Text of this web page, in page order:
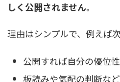
しく公開されません。
理由はシンプルで、例えば
公開すれば自分の優位
板読みや気配の判断な